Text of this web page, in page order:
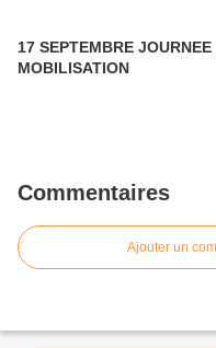
17 SEPTEMBRE JOURNEE
MOBILISATION
Commentaires
Ajouter un